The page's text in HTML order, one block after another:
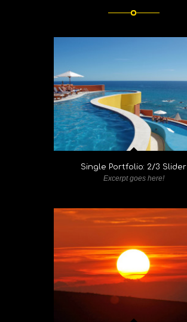
Single Portfolio: 2/3 Slider
Excerpt goes here!